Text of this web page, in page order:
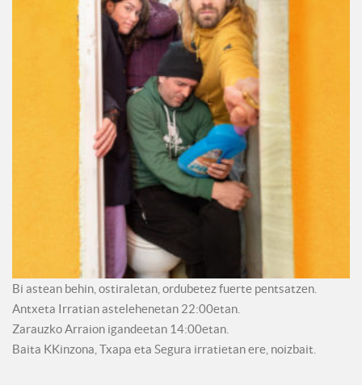
Bi astean behin, ostiraletan, ordubetez fuerte pentsatzen.
Antxeta Irratian astelehenetan 22:00etan.
Zarauzko Arraion igandeetan 14:00etan.
Baita KKinzona, Txapa eta Segura irratietan ere, noizbait.